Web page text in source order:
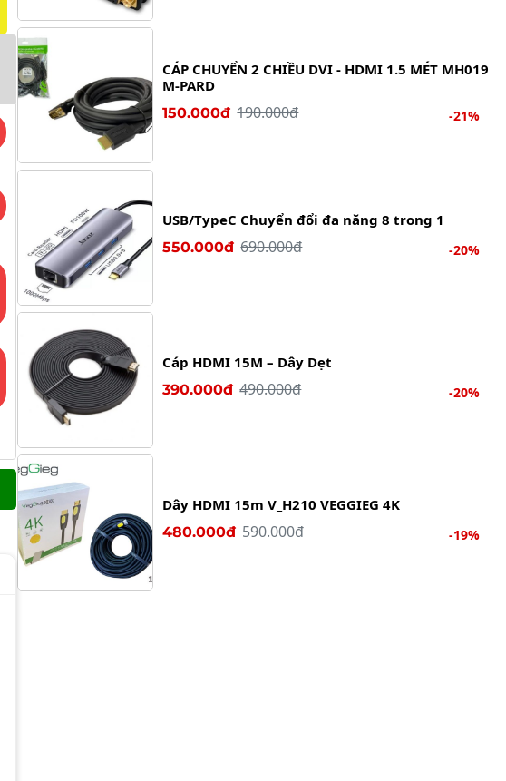
CÁP CHUYỂN 2 CHIỀU DVI - HDMI 1.5 MÉT MH019
M-PARD
150.000đ 190.000đ -21%
USB/TypeC Chuyển đổi đa năng 8 trong 1
550.000đ 690.000đ -20%
Cáp HDMI 15M – Dây Dẹt
390.000đ 490.000đ -20%
Dây HDMI 15m V_H210 VEGGIEG 4K
480.000đ 590.000đ -19%